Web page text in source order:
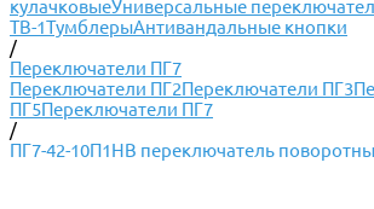
кулачковыеУниверсальные
ТВ-1ТумблерыАнтивандальные кнопки
/
Переключатели ПГ7
Переключатели ПГ2Переключатели ПГ3
ПГ5Переключатели ПГ7
/
ПГ7-42-10П1НВ переключатель